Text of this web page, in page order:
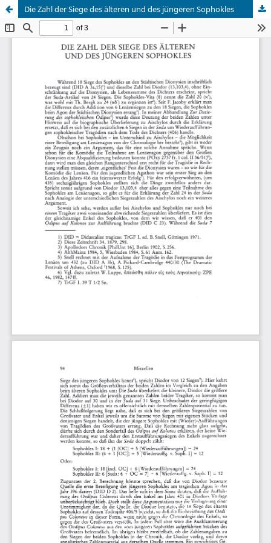
Die Zahl der Siege des älteren und des jüngeren Sophokles